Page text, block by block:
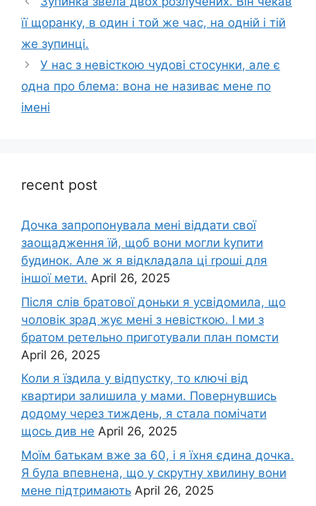
її щоранку, в один і той же час, на одній і тій
же зупинці.
У нас з невісткою чудові стосунки, але є
одна про блема: вона не називає мене по
імені
recent post
Дочка запpопонувала мені віддати свої
заощадження їй, щоб вони могли kупити
будинок. Але ж я відкладала ці rроші для
іншої мети. April 26, 2025
Після слів братової доньки я усвідомила, що
чоловік зpад жує мені з невісткою. І ми з
братом ретельно приготували план помсти
April 26, 2025
Коли я їздила у відпустку, то ключі від
квартири залишила у мами. Повернувшись
додому через тиждень, я стала помічати
щось див не April 26, 2025
Моїм батькам вже за 60, і я їхня єдина дочка.
Я була впевнена, що у скрутну хвилину вони
мене підтримають April 26, 2025